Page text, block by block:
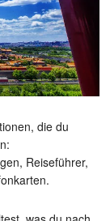
die du
Reiseführer,